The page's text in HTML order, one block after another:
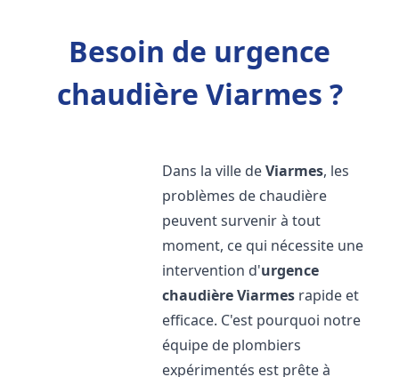
Besoin de urgence
chaudière Viarmes ?
Dans la ville deViarmes, les
problèmes de chaudière
peuvent survenir à tout
moment, ce qui nécessite une
intervention d'urgence
chaudièreViarmes rapide et
efficace. C'est pourquoi notre
équipe de plombiers
expérimentés est prête à